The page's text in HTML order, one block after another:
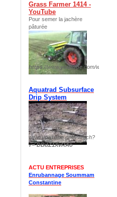
Grass Farmer 1414 -
YouTube
Pour semer la jachère
pâturée
https://www. youtube.com/watch?v=
Aquatrad Subsurface
Drip System
www.youtube.com/watch?
v=-DBdZ1XvRAo
ACTU ENTREPRISES
Enrubannage Soummam
Constantine